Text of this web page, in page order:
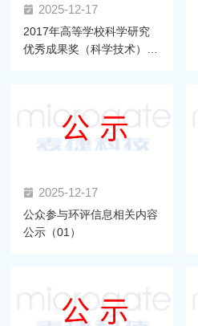
2025-12-17
2017年高等学校科学研究
优秀成果奖（科学技术）推
2025-12-17
公众参与环评信息相关内容
公示（01）